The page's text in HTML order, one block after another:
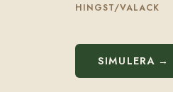
HINGST/VALACK
SIMULERA →